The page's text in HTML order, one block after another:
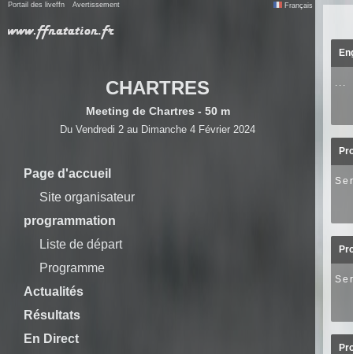
Portail des liveffn Avertissement Français
CHARTRES
Meeting de Chartres - 50 m
Du Vendredi 2 au Dimanche 4 Février 2024
Page d'accueil
Site organisateur
programmation
Liste de départ
Programme
Actualités
Résultats
En Direct
...